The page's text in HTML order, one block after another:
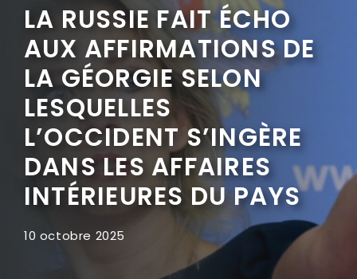
LA RUSSIE FAIT ÉCHO
AUX AFFIRMATIONS DE
LA GÉORGIE SELON
LESQUELLES
L’OCCIDENT S’INGÈRE
DANS LES AFFAIRES
INTÉRIEURES DU PAYS
10 octobre 2025